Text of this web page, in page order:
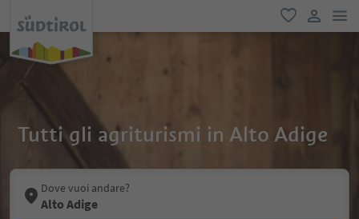
favoriti
user link
Tutti gli agriturismi in Alto Adige
Dove vuoi andare?
Alto Adige